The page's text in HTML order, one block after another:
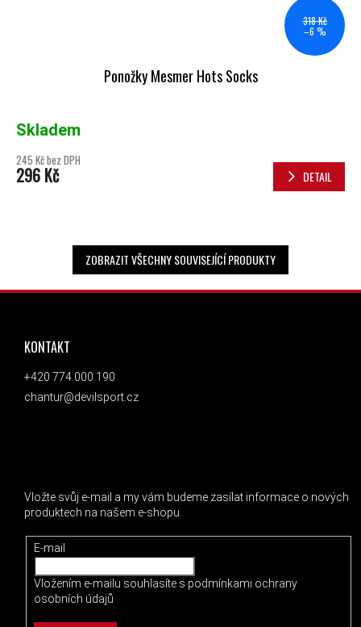
318 Kč
–6 %
Ponožky Mesmer Hots Socks
Skladem
245 Kč bez DPH
296 Kč DETAIL
ZOBRAZIT VŠECHNY SOUVISEJÍCÍ PRODUKTY
ZÁPATÍ
KONTAKT
+420 774 000 190
chantur@devilsport.cz
Vložte svůj e-mail a my vám budeme zasílat informace o nových
produktech na našem e-shopu.
E-mail
Vložením e-mailu souhlasíte s podmínkami ochrany
osobních údajů